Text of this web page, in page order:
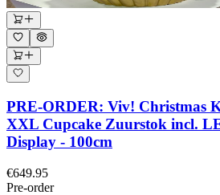
PRE-ORDER: Viv! Christmas
XXL Cupcake Zuurstok incl.
Display - 100cm
€649.95
Pre-order